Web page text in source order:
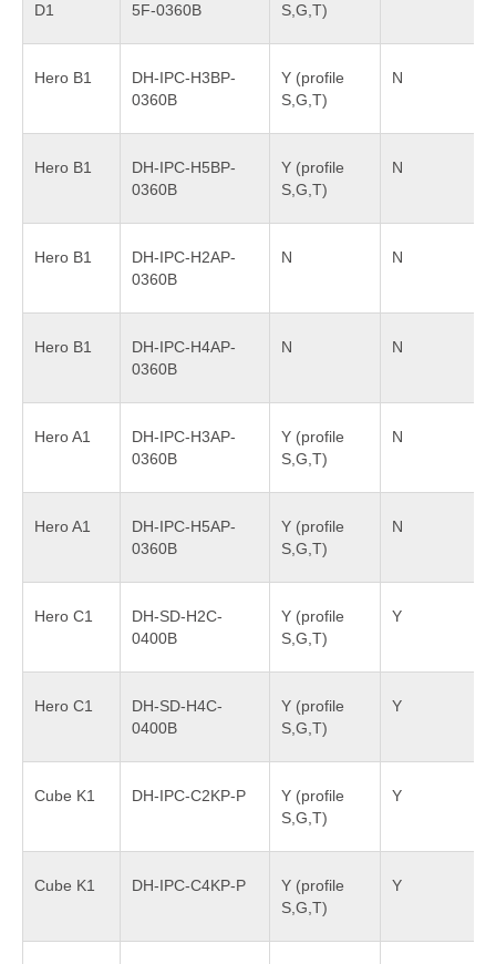
D1
5F-0360B
S,G,T)
Hero B1
DH-IPC-H3BP-
0360B
Y (profile
S,G,T)
N
Hero B1
DH-IPC-H5BP-
0360B
Y (profile
S,G,T)
N
Hero B1
DH-IPC-H2AP-
0360B
N N
Hero B1
DH-IPC-H4AP-
0360B
N N
Hero A1
DH-IPC-H3AP-
0360B
Y (profile
S,G,T)
N
Hero A1
DH-IPC-H5AP-
0360B
Y (profile
S,G,T)
N
Hero C1
DH-SD-H2C-
0400B
Y (profile
S,G,T)
Y
Hero C1
DH-SD-H4C-
0400B
Y (profile
S,G,T)
Y
Cube K1 DH-IPC-C2KP-P
Y (profile
S,G,T)
Y
Cube K1 DH-IPC-C4KP-P
Y (profile
S,G,T)
Y